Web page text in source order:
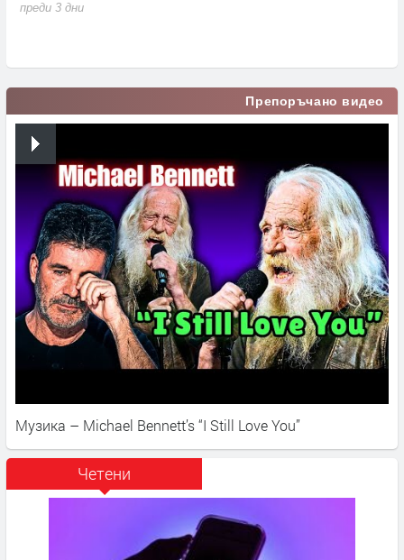
преди 3 дни
Препоръчано видео
Музика – Michael Bennett’s “I Still Love You”
Четени